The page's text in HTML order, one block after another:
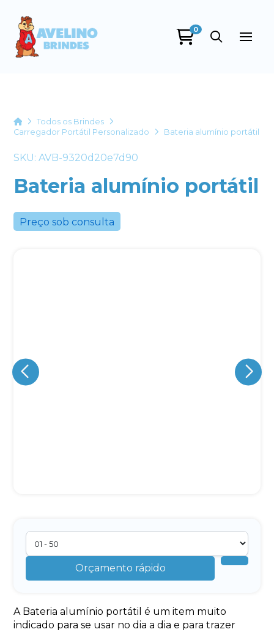
0
HomeTodos os Brindes
Carregador Portátil Personalizado
Bateria alumínio portátil
SKU: AVB-9320d20e7d90
Bateria alumínio portátil
Preço sob consulta
Orçamento rápido
A Bateria alumínio portátil é um item muito
indicado para se usar no dia a dia e para trazer
+55